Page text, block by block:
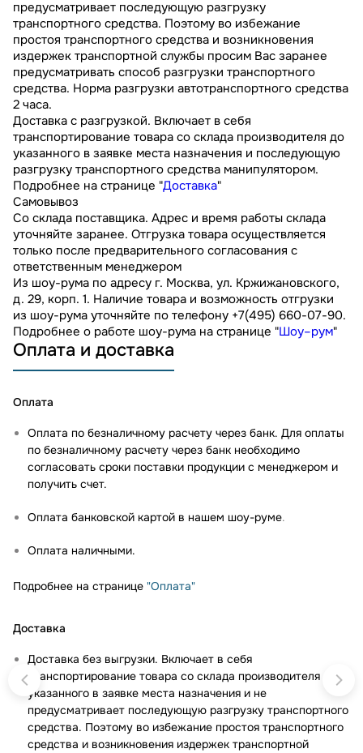
предусматривает последующую разгрузку
транспортного средства. Поэтому во избежание
простоя транспортного средства и возникновения
издержек транспортной службы просим Вас заранее
предусматривать способ разгрузки транспортного
средства. Норма разгрузки автотранспортного средства
2 часа.
Доставка с разгрузкой. Включает в себя
транспортирование товара со склада производителя до
указанного в заявке места назначения и последующую
разгрузку транспортного средства манипулятором.
Подробнее на странице "Доставка"
Самовывоз
Со склада поставщика. Адрес и время работы склада
уточняйте заранее. Отгрузка товара осуществляется
только после предварительного согласования с
ответственным менеджером
Из шоу-рума по адресу г. Москва, ул. Кржижановского,
д. 29, корп. 1. Наличие товара и возможность отгрузки
из шоу-рума уточняйте по телефону +7(495) 660-07-90.
Подробнее о работе шоу-рума на странице "Шоу–рум"
Оплата и доставка
Оплата
Оплата по безналичному расчету через банк. Для оплаты
по безналичному расчету через банк необходимо
согласовать сроки поставки продукции с менеджером и
получить счет.
Оплата банковской картой в нашем шоу-руме.
Оплата наличными.
Подробнее на странице "Оплата"
Доставка
Доставка без выгрузки. Включает в себя
транспортирование товара со склада производителя до
указанного в заявке места назначения и не
предусматривает последующую разгрузку транспортного
средства. Поэтому во избежание простоя транспортного
средства и возникновения издержек транспортной